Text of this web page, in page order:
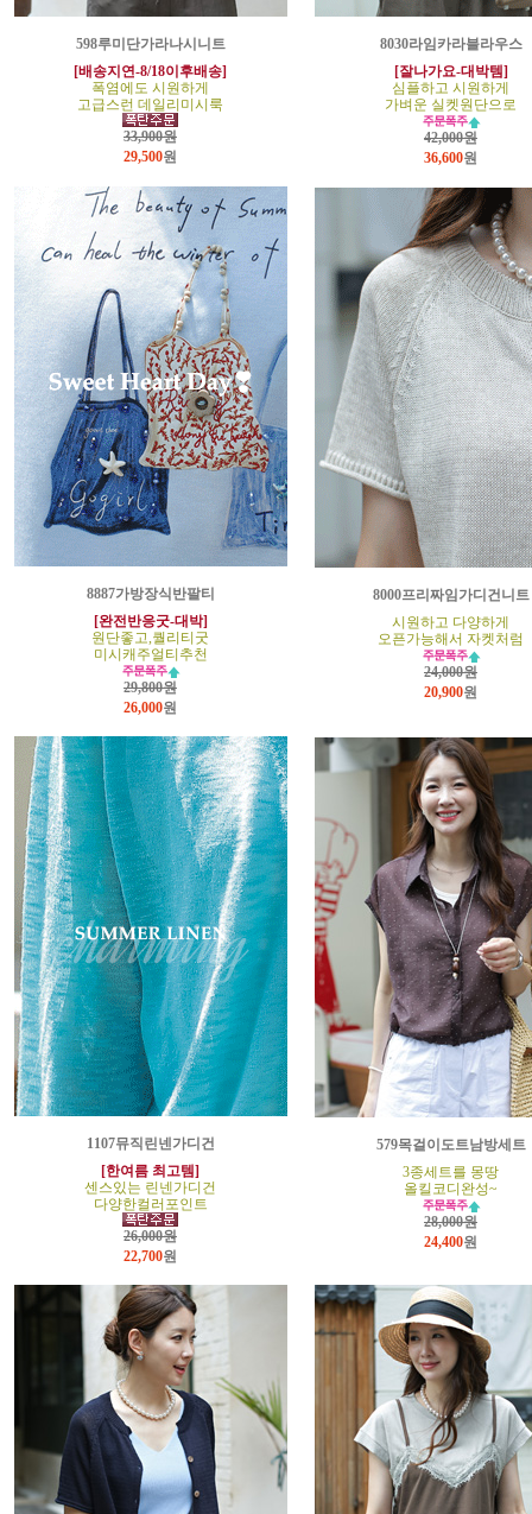
598루미단가라나시니트
[배송지연-8/18이후배송]
폭염에도 시원하게
고급스런 데일리미시룩
33,900원
29,500원
8030라임카라블라우스
[잘나가요-대박템]
심플하고 시원하게
가벼운 실켓원단으로
42,000원
36,600원
8887가방장식반팔티
[완전반응굿-대박]
원단좋고,퀄리티굿
미시캐주얼티추천
29,800원
26,000원
8000프리짜임가디건니트
시원하고 다양하게
오픈가능해서 자켓처럼
24,000원
20,900원
1107뮤직린넨가디건
[한여름 최고템]
센스있는 린넨가디건
다양한컬러포인트
26,000원
22,700원
579목걸이도트남방세트
3종세트를 몽땅
올킬코디완성~
28,000원
24,400원